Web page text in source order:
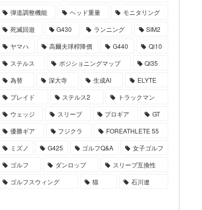
弾道調整機能
ヘッド重量
モニタリング
死滅回遊
G430 ランニング
SIM2
ヤマハ
高爾夫球桿降價 G440
Qi10
ステルス
ポジショニングマップ
Qi35
為替
深大寺 生成AI
ELYTE
プレイド
ステルス2
トラックマン
ウェッジ
スリーブ プロギア
GT
優勝ギア
フジクラ
FOREATHLETE 55
ミズノ
G425 ゴルフQ&A
女子ゴルフ
ゴルフ
ダンロップ
スリーブ互換性
ゴルフスウィング
猫 石川遼